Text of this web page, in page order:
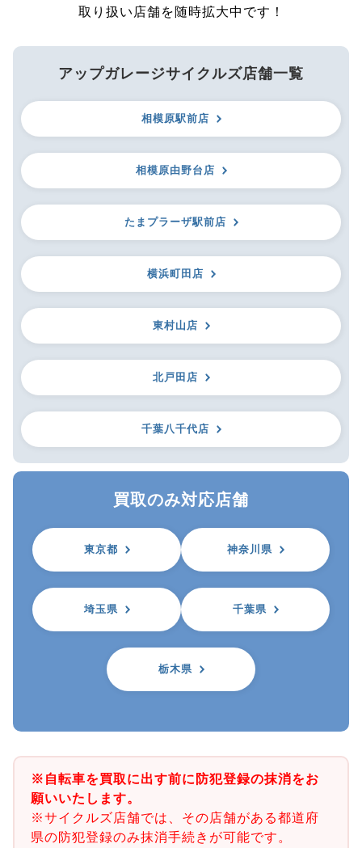
取り扱い店舗を随時拡大中です！
アップガレージサイクルズ店舗一覧
相模原駅前店
相模原由野台店
たまプラーザ駅前店
横浜町田店
東村山店
北戸田店
千葉八千代店
買取のみ対応店舗
東京都 神奈川県
埼玉県 千葉県
栃木県
※自転車を買取に出す前に防犯登録の抹消をお
願いいたします。
※サイクルズ店舗では、その店舗がある都道府
県の防犯登録のみ抹消手続きが可能です。